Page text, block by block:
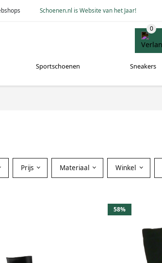
Schoenen.nl is Website van het Jaar!
Sportschoenen Sneakers
Prijs Materiaal Winkel
58%